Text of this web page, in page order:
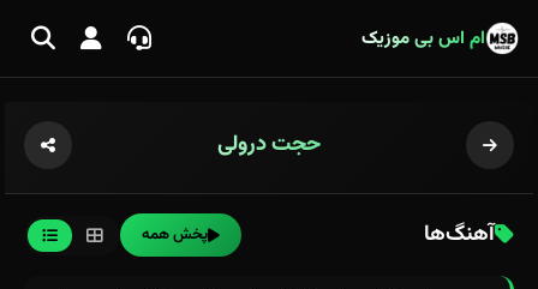
ام اس بی موزیک
حجت درولی
آهنگ‌ها پخش همه